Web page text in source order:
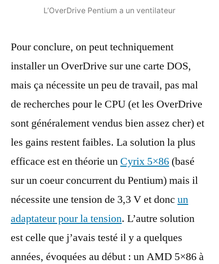
L’OverDrive Pentium a un ventilateur
Pour conclure, on peut techniquement
installer un OverDrive sur une carte DOS,
mais ça nécessite un peu de travail, pas mal
de recherches pour le CPU (et les OverDrive
sont généralement vendus bien assez cher) et
les gains restent faibles. La solution la plus
efficace est en théorie un Cyrix 5×86 (basé
sur un coeur concurrent du Pentium) mais il
nécessite une tension de 3,3 V et donc un
adaptateur pour la tension. L’autre solution
est celle que j’avais testé il y a quelques
années, évoquées au début : un AMD 5×86 à